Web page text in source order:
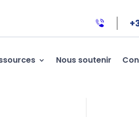
Nous soutenir